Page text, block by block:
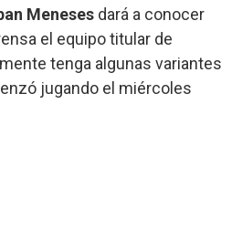
Meneses dará a conocer
el equipo titular de
tenga algunas variantes
jugando el miércoles